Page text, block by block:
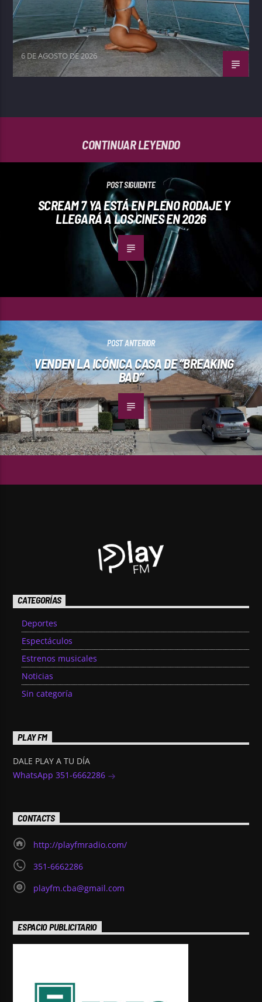
6 DE AGOSTO DE 2026
CONTINUAR LEYENDO
POST SIGUIENTE
SCREAM 7 YA ESTÁ EN PLENO RODAJE Y
LLEGARÁ A LOS CINES EN 2026
POST ANTERIOR
VENDEN LA ICÓNICA CASA DE “BREAKING
BAD”
CATEGORÍAS
Deportes
Espectáculos
Estrenos musicales
Noticias
Sin categoría
PLAY FM
DALE PLAY A TU DÍA
WhatsApp 351-6662286
CONTACTS
http://playfmradio.com/
351-6662286
playfm.cba@gmail.com
ESPACIO PUBLICITARIO